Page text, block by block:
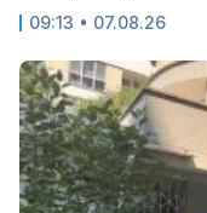
09:13 • 07.08.26